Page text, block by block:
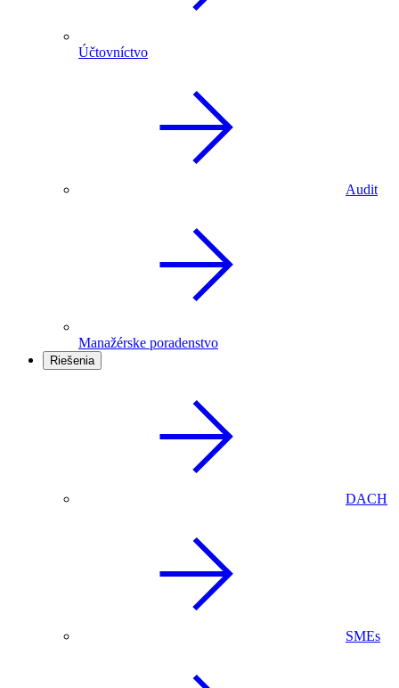
Účtovníctvo
Audit
Manažérske poradenstvo
Riešenia
DACH
SMEs